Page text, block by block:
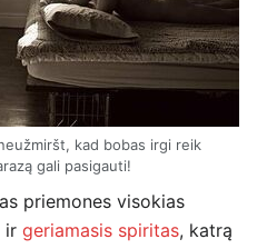
kad bobas irgi reik
gali pasigauti!
priemones visokias
ir geriamasis spiritas, katrą